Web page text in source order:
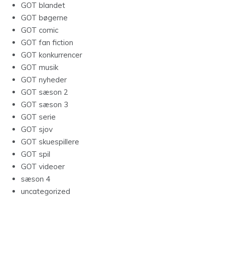
GOT blandet
GOT bøgerne
GOT comic
GOT fan fiction
GOT konkurrencer
GOT musik
GOT nyheder
GOT sæson 2
GOT sæson 3
GOT serie
GOT sjov
GOT skuespillere
GOT spil
GOT videoer
sæson 4
uncategorized